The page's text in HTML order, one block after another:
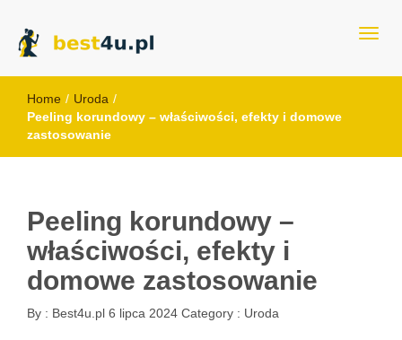
best4u.pl
Home / Uroda /
Peeling korundowy – właściwości, efekty i domowe
zastosowanie
Peeling korundowy –
właściwości, efekty i
domowe zastosowanie
By : Best4u.pl 6 lipca 2024 Category : Uroda